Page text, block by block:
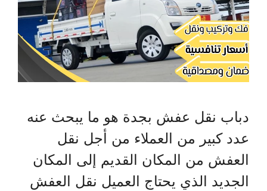
دباب نقل عفش بجدة هو ما يبحث عنه
عدد كبير من العملاء من أجل نقل
العفش من المكان القديم إلى المكان
الجديد الذي يحتاج العميل نقل العفش